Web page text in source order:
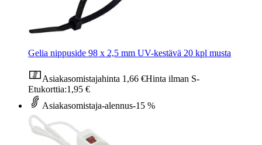
Gelia nippuside 98 x 2,5 mm UV-kestävä 20 kpl musta
Asiakasomistajahinta 1,66 €Hinta ilman S-
Etukorttia:1,95 €
Asiakasomistaja-alennus-15 %